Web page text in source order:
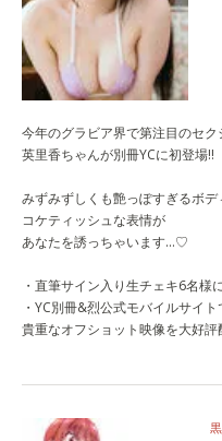
今年のグラビア界で第注目のセク
英里香ちゃんが別冊YCに初登場!!
みずみずしくも艶っぽすぎるボデ
コケティッシュな表情が
あなたを誘っちゃいます…♡
・直筆サイン入り生チェキ6名様
・YC別冊&烈公式モバイルサイ
貴重なオフショット映像を大好評